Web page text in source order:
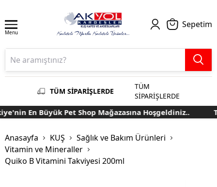
Menu
Sepetim
TÜM SİPARİŞLERDE
TÜM
SİPARİŞLERDE
En Büyük Pet Shop Mağazasına Hoşgeldiniz..
Anasayfa KUŞ
Sağlık ve Bakım Ürünleri
Vitamin ve Mineraller
Quiko B Vitamini Takviyesi 200ml